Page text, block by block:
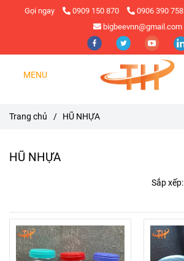
Gọi ngay 0909 150 870 0906 390 758
bigbeevnn@gmail.com
MENU
Trang chủ / HŨ NHỰA
HŨ NHỰA
Sắp xếp: